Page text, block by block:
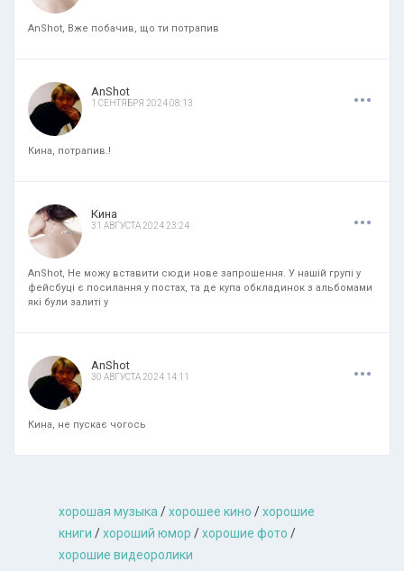
AnShot, Вже побачив, що ти потрапив
AnShot
1 СЕНТЯБРЯ 2024 08:13 ...
Кина, потрапив.!
Кина
31 АВГУСТА 2024 23:24 ...
AnShot, Не можу вставити сюди нове запрошення. У нашій групі у
фейсбуці є посилання у постах, та де купа обкладинок з альбомами
які були залиті у
AnShot
30 АВГУСТА 2024 14:11 ...
Кина, не пускає чогось
хорошая музыкa /хорошее кино /хорошие
книги /хороший юмор /хорошие фото /
хорошие видеоролики